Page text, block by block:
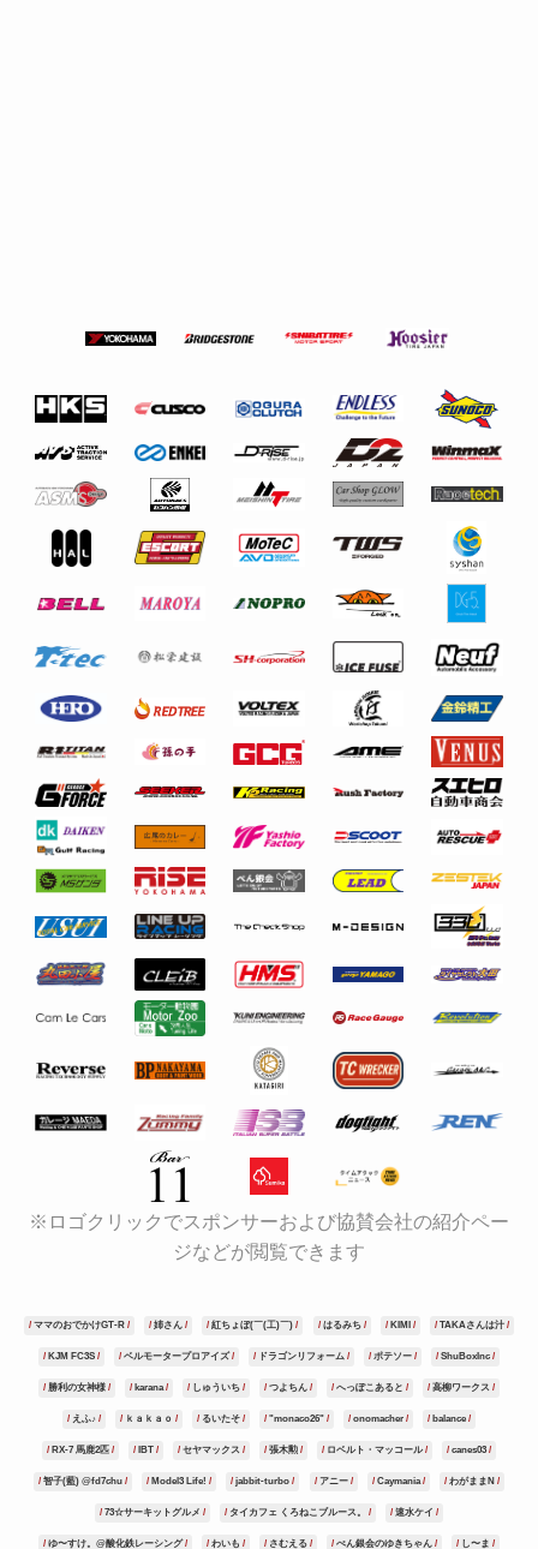
※ロゴクリックでスポンサーおよび協賛会社の紹介ペー
ジなどが閲覧できます
ママのおでかけGT-R 姉さん 紅ちょぼ(￣(工)￣) はるみち KIMI TAKAさんは汁
KJM FC3S ベルモータープロアイズ ドラゴンリフォーム ポテソー ShuBoxInc
勝利の女神様 karana しゅういち つよちん へっぽこあると 高柳ワークス
えふ♪ ｋａｋａｏ るいたそ "monaco26" onomacher balance
RX-7 馬鹿2匹 IBT セヤマックス 張木勲 ロベルト・マッコール canes03
智子(藍) @fd7chu Model3 Life! jabbit-turbo アニー Caymania わがままN
73☆サーキットグルメ タイカフェ くろねこブルース。 速水ケイ
ゆ〜すけ。@酸化鉄レーシング わいも さむえる ぺん銀会のゆきちゃん し〜ま